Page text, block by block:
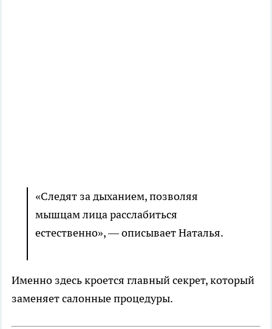
«Следят за дыханием, позволяя
мышцам лица расслабиться
естественно», — описывает Наталья.
Именно здесь кроется главный секрет, который
заменяет салонные процедуры.